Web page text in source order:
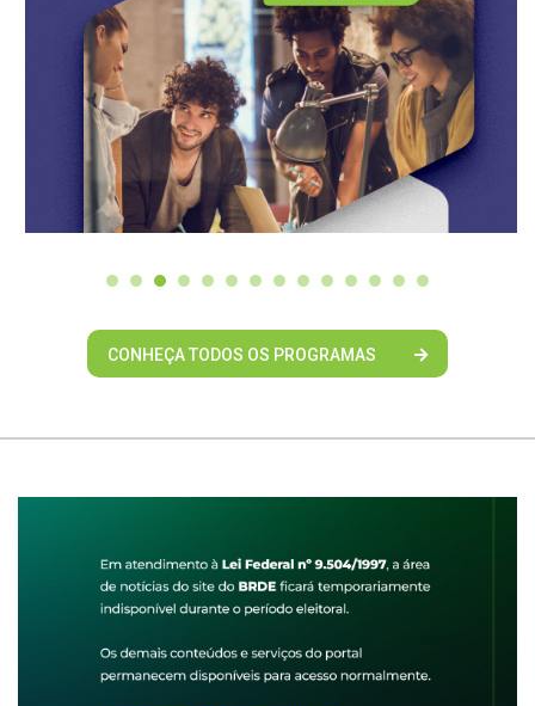
CONHEÇA TODOS OS PROGRAMAS